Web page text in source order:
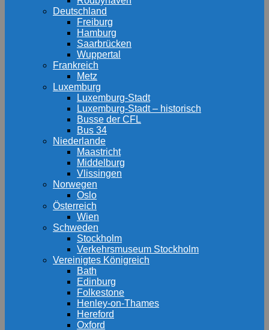
Deutschland
Freiburg
Hamburg
Saarbrücken
Wuppertal
Frankreich
Metz
Luxemburg
Luxemburg-Stadt
Luxemburg-Stadt – historisch
Busse der CFL
Bus 34
Niederlande
Maastricht
Middelburg
Vlissingen
Norwegen
Oslo
Österreich
Wien
Schweden
Stockholm
Verkehrsmuseum Stockholm
Vereinigtes Königreich
Bath
Edinburg
Folkestone
Henley-on-Thames
Hereford
Oxford